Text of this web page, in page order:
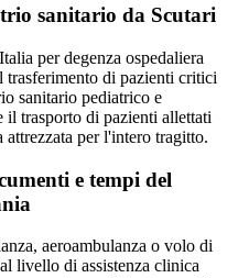
sanitario da Scutari
per degenza ospedaliera
di pazienti critici
sanitario pediatrico e
il trasporto di pazienti allettati
attrezzata per l'intero tragitto.
e tempi del
aeroambulanza o volo di
livello di assistenza clinica